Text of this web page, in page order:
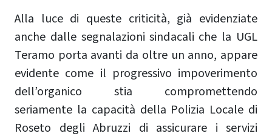
Alla luce di queste criticità, già evidenziate
anche dalle segnalazioni sindacali che la UGL
Teramo porta avanti da oltre un anno, appare
evidente come il progressivo impoverimento
dell’organico stia compromettendo
seriamente la capacità della Polizia Locale di
Roseto degli Abruzzi di assicurare i servizi